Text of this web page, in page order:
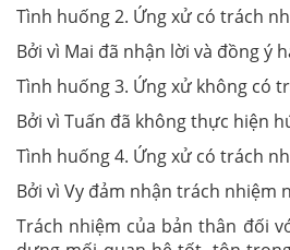
Tình huống 2. Ứng xử có trách
Bởi vì Mai đã nhận lời và đồng ý
Tình huống 3. Ứng xử không có
Bởi vì Tuấn đã không thực hiện
Tình huống 4. Ứng xử có trách
Bởi vì Vy đảm nhận trách nhiệm
Trách nhiệm của bản thân đối